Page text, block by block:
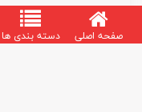
صفحه اصلی دسته بندی ها
لباس دوم